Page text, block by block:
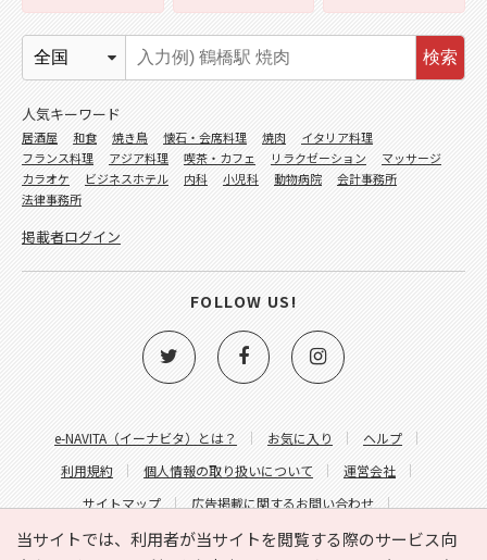
当サイトでは、利用者が当サイトを閲覧する際のサービス向
e-NAVITA（イーナビタ）とは？ お気に入り
ヘルプ
利用規約
個人情報の取り扱いについて
運営会社
サイトマップ
広告掲載に関するお問い合わせ
サイトの内容に関するお問い合わせ
検索
人気キーワード
居酒屋 和食 焼き鳥 懐石・会席料理 焼肉
イタリア料理
フランス料理
アジア料理 喫茶・カフェ リラクゼーション
マッサージ
カラオケ
ビジネスホテル 内科 小児科 動物病院
会計事務所
法律事務所
掲載者ログイン
FOLLOW US!